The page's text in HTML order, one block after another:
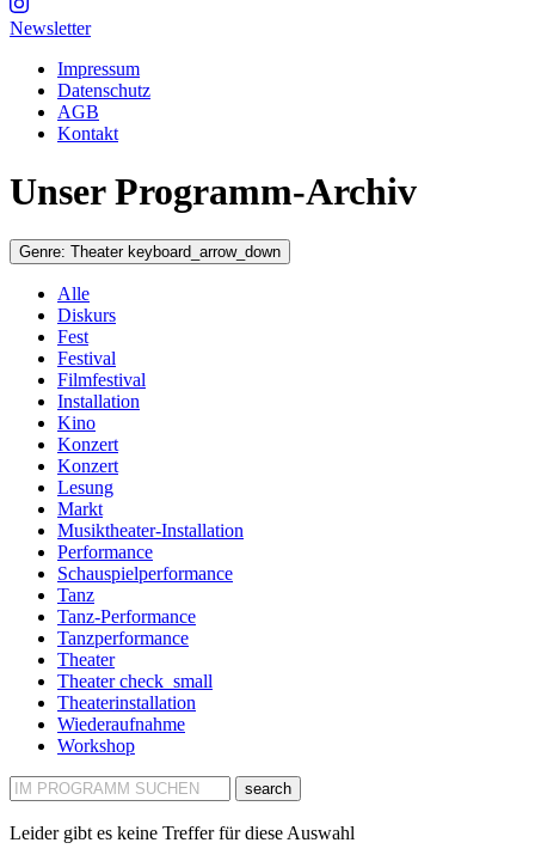
Newsletter
Impressum
Datenschutz
AGB
Kontakt
Unser Programm-Archiv
Genre: Theater keyboard_arrow_down
Alle
Diskurs
Fest
Festival
Filmfestival
Installation
Kino
Konzert
Konzert
Lesung
Markt
Musiktheater-Installation
Performance
Schauspielperformance
Tanz
Tanz-Performance
Tanzperformance
Theater
Theatercheck_small
Theaterinstallation
Wiederaufnahme
Workshop
search
Leider gibt es keine Treffer für diese Auswahl